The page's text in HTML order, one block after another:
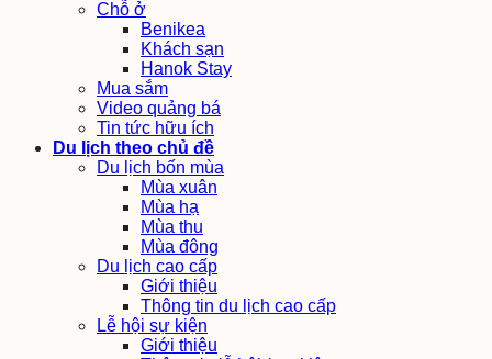
Chỗ ở
Benikea
Khách sạn
Hanok Stay
Mua sắm
Video quảng bá
Tin tức hữu ích
Du lịch theo chủ đề
Du lịch bốn mùa
Mùa xuân
Mùa hạ
Mùa thu
Mùa đông
Du lịch cao cấp
Giới thiệu
Thông tin du lịch cao cấp
Lễ hội sự kiện
Giới thiệu